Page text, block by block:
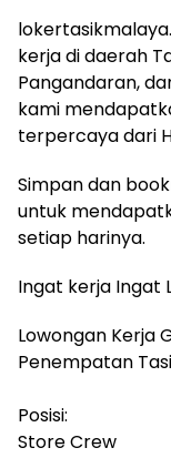
kerja di daerah
Pangandaran,
kami
terpercaya dari
Simpan dan
untuk
setiap harinya.
Ingat kerja Ingat
Lowongan Kerja
Penempatan
Posisi:
Store Crew